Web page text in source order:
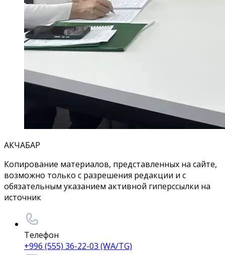
АКЧАБАР
Копирование материалов, представленных на сайте,
возможно только с разрешения редакции и с
обязательным указанием активной гиперссылки на
источник
Телефон
+996 (555) 36-22-03 (WA/TG)